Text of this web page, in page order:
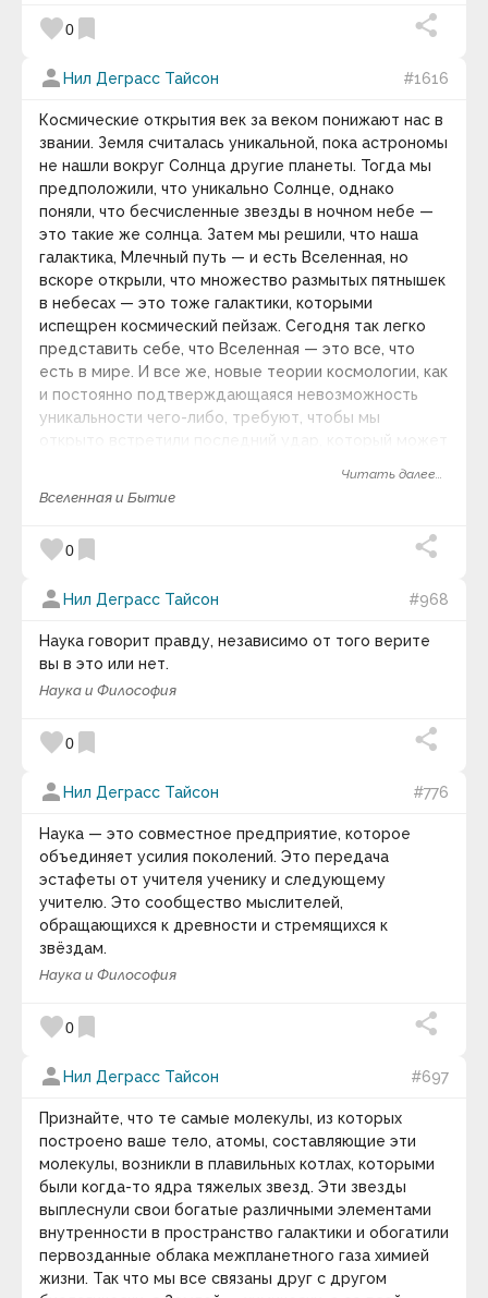
Джордан Белфорт
Джордж Бернард Шоу
Джордж Вашингтон Карвер
Джордж Мартин
Джордж Монбио
Джордж Оруэлл
Джордж Элиот
Джошуа Дж. Марин
Джули Даймонд
Джулиан Барнс
Джулиан Биркиншоу
Джулиан Хаксли
Джулиана Вильсон
Джуниор Дос Сантос
Дзен
Ди Хок
Дик Мэнсфилд
Дина Дин
Диоген
Дмитрий Менделеев
Дмитрий Сергеевич Лихачёв
Доктор Хью Лин
Дональд Питерсон
Дружилов Сергей Александрович
Дрю Хьюстон
Дуайт Эйзенхауэр
Дуглас Адамс
Дьёрдь Лукач
Дэвид Аллен
Дэвид Герролд
Дэвид Кейн
Дэвид Лати
Дэвид Линч
Дэвид Льюис
Дэвид Макклелланд
Дэвид Огилви
Дэвид Ф. Д’алессандро
Дэвид Хансон
Дэвид Шварц
Дэйв Гиббонс
Дэн Браун
Дэниел Гоулман
Е. В. Гутов
Евгений Евтушенко
Евгений Ханкин
Еврипид
Елена Газарова
Елена Сикирич
Жак Рансьер
Жак Фреско
Жан Батист Ламарк
Жан Кокто
favorite0 bookmark
person Нил Деграсс Тайсон #1616
Космические открытия век за веком понижают нас в
звании. Земля считалась уникальной, пока астрономы
не нашли вокруг Солнца другие планеты. Тогда мы
предположили, что уникально Солнце, однако
поняли, что бесчисленные звезды в ночном небе —
это такие же солнца. Затем мы решили, что наша
галактика, Млечный путь — и есть Вселенная, но
вскоре открыли, что множество размытых пятнышек
в небесах — это тоже галактики, которыми
испещрен космический пейзаж. Сегодня так легко
представить себе, что Вселенная — это все, что
есть в мире. И все же, новые теории космологии, как
и постоянно подтверждающаяся невозможность
уникальности чего-либо, требуют, чтобы мы
один из бессчетных пузырей, в которые свернулась
космическая материя.
Читать далее...
Вселенная и Бытие
favorite0 bookmark
person Нил Деграсс Тайсон #968
Наука говорит правду, независимо от того верите
вы в это или нет.
Наука и Философия
favorite0 bookmark
person Нил Деграсс Тайсон #776
Наука — это совместное предприятие, которое
объединяет усилия поколений. Это передача
эстафеты от учителя ученику и следующему
учителю. Это сообщество мыслителей,
обращающихся к древности и стремящихся к
звёздам.
Наука и Философия
favorite0 bookmark
person Нил Деграсс Тайсон #697
Признайте, что те самые молекулы, из которых
построено ваше тело, атомы, составляющие эти
молекулы, возникли в плавильных котлах, которыми
были когда-то ядра тяжелых звезд. Эти звезды
выплеснули свои богатые различными элементами
внутренности в пространство галактики и обогатили
первозданные облака межпланетного газа химией
жизни. Так что мы все связаны друг с другом